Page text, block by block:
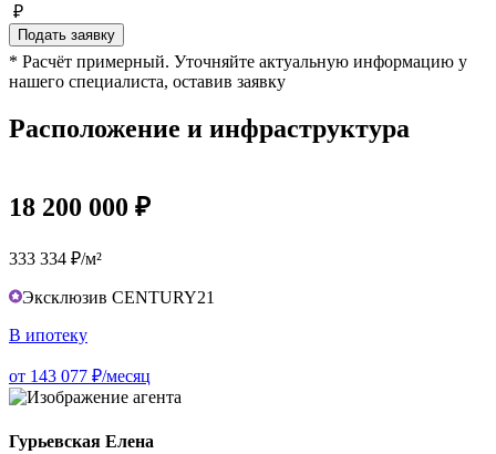
₽
Подать заявку
* Расчёт примерный. Уточняйте актуальную информацию у
нашего специалиста, оставив заявку
Расположение и инфраструктура
18 200 000 ₽
333 334 ₽/м²
Эксклюзив CENTURY21
В ипотеку
от 143 077 ₽/месяц
Гурьевская Елена